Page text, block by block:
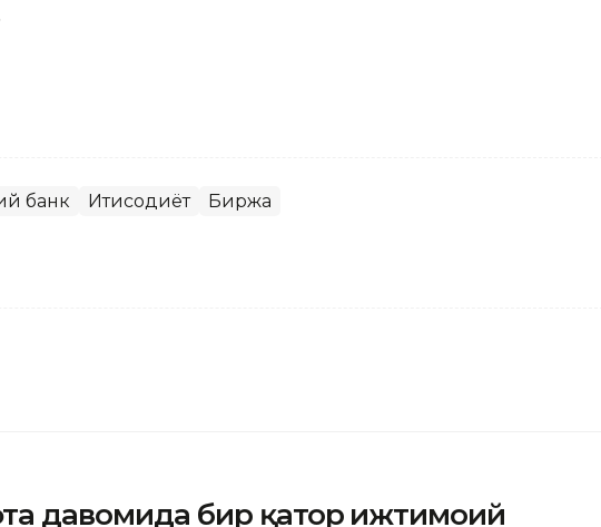
банк Иқтисодиёт Биржа
давомида бир қатор ижтимоий